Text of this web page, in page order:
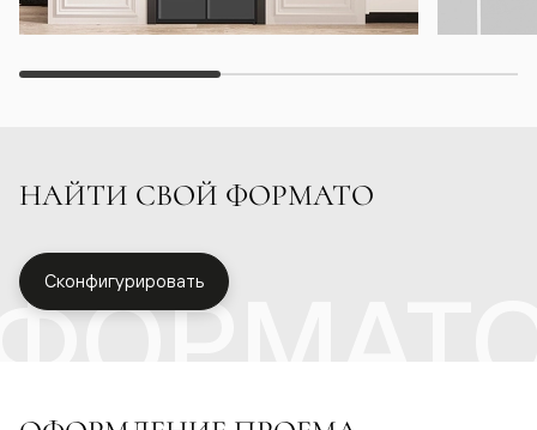
НАЙТИ СВОЙ ФОРМАТО
Сконфигурировать